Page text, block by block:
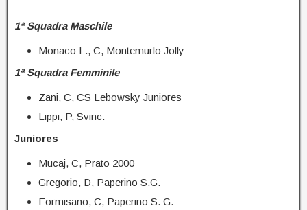
1ª Squadra Maschile
Monaco L., C, Montemurlo Jolly
1ª Squadra Femminile
Zani, C, CS Lebowsky Juniores
Lippi, P, Svinc.
Juniores
Mucaj, C, Prato 2000
Gregorio, D, Paperino S.G.
Formisano, C, Paperino S. G.